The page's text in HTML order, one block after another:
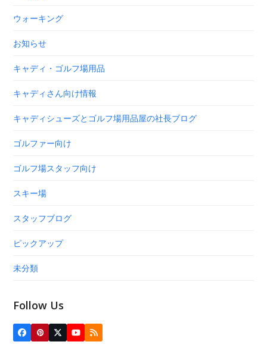
ウォーキング
お知らせ
キャディ・ゴルフ場用品
キャディさん向け情報
キャディシューズとゴルフ場用品屋の社長ブログ
ゴルファー向け
ゴルフ場スタッフ向け
スキー場
スタッフブログ
ピックアップ
未分類
Follow Us
Facebook
Pinterest
Twitter
(deprecated)
YouTube
RSS